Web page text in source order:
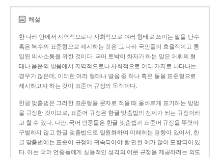
해설
한 나라 안에서 지역적으로나 사회적으로 여러 형태로 쓰이는 말을 단수
혹은 복수의 표준형으로 제시하는 것은 그 나라 국민들의 효율적이고 통
일된 의사소통을 위한 것이다. 국어 토박이 화자가 하는 말은 어휘의 형
태나 음운의 발음에서 지역적으로나 사회적으로 여러 가지로 나타나는
경우가 많은데, 이러한 여러 형태나 발음 중 하나 혹은 둘을 표준형으로
제시하고자 하는 것이 표준어 규정의 목적이다.
한글 맞춤법은 그러한 표준형을 문자로 적을 때 올바르게 표기하는 방법
을 규정한 것이므로, 표준어 규정은 한글 맞춤법의 전제가 되는 규정이라
고 할 수 있다. 다만, 국어 언중들은 한글 맞춤법과 표준어 규정을 뚜렷이
구별하지 않고 한글 맞춤법으로 일원화하여 이해하는 경향이 있어서, 한
글 맞춤법에는 표준어 규정에 귀속되어야 할 만한 예가 많이 포함되어 있
다. 이는 국어 언중들에게 실용적인 성격의 어문 규정을 제공하려는 의도